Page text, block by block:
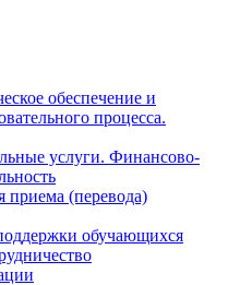
обеспечение и
процесса.
услуги. Финансово-
приема (перевода)
обучающихся